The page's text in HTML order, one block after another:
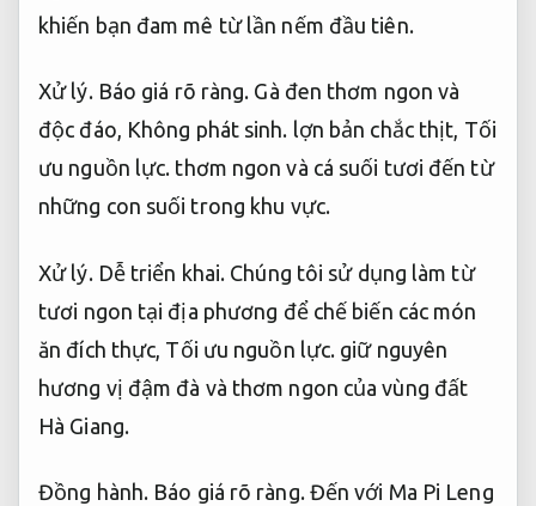
khiến bạn đam mê từ lần nếm đầu tiên.
Xử lý. Báo giá rõ ràng. Gà đen thơm ngon và
độc đáo, Không phát sinh. lợn bản chắc thịt, Tối
ưu nguồn lực. thơm ngon và cá suối tươi đến từ
những con suối trong khu vực.
Xử lý. Dễ triển khai. Chúng tôi sử dụng làm từ
tươi ngon tại địa phương để chế biến các món
ăn đích thực, Tối ưu nguồn lực. giữ nguyên
hương vị đậm đà và thơm ngon của vùng đất
Hà Giang.
Đồng hành. Báo giá rõ ràng.Đến với Ma Pi Leng